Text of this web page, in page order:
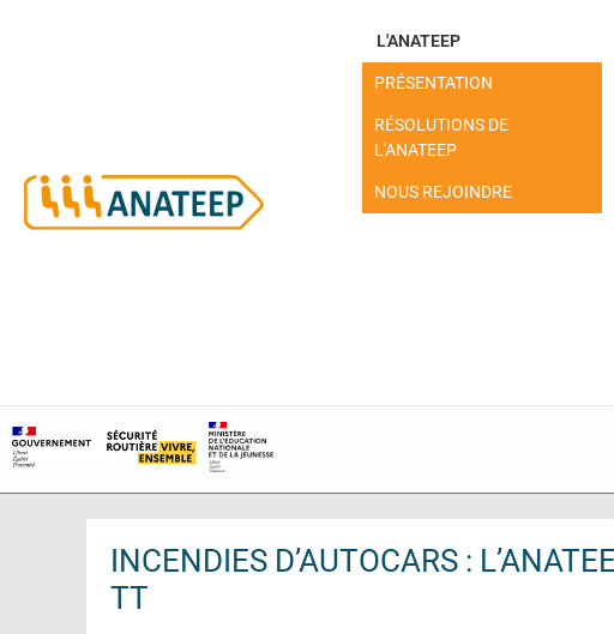
L'ANATEEP
PRÉSENTATION
RÉSOLUTIONS DE
L'ANATEEP
NOUS REJOINDRE
INCENDIES D’AUTOCARS :
TT